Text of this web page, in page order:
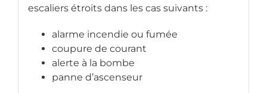
escaliers étroits dans les cas suivants :
alarme incendie ou fumée
coupure de courant
alerte à la bombe
panne d’ascenseur